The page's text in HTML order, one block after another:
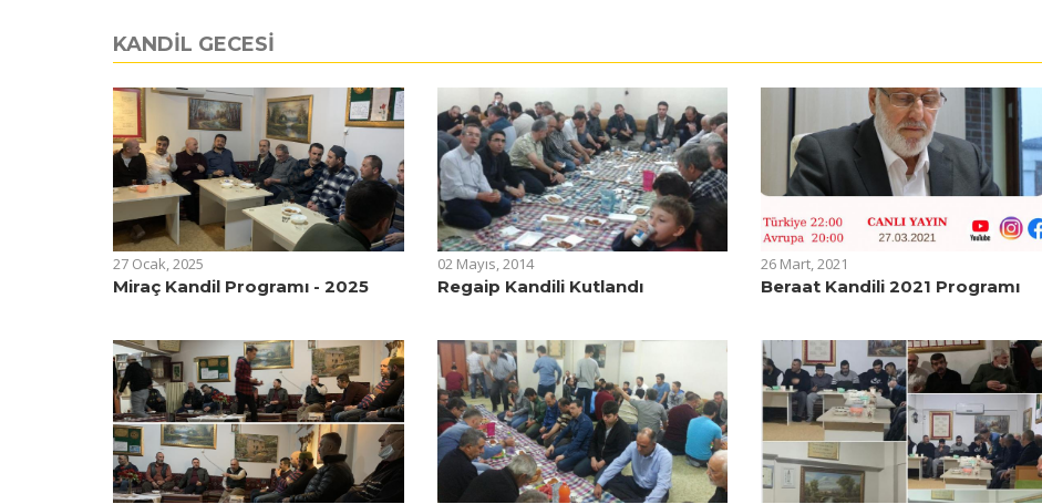
KANDİL GECESİ
27 Ocak, 2025
Miraç Kandil Programı - 2025
02 Mayıs, 2014
Regaip Kandili Kutlandı
26 Mart, 2021
Beraat Kandili 2021 Programı